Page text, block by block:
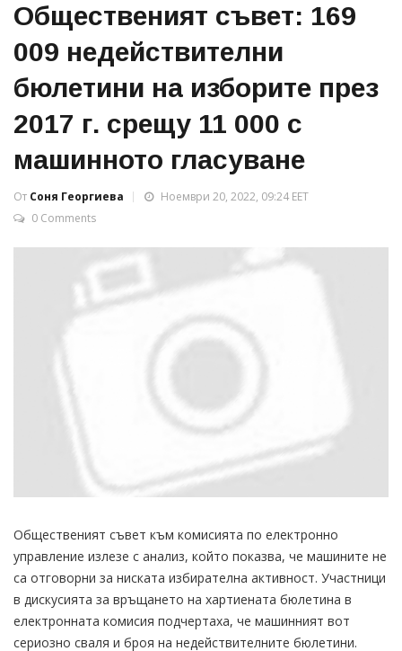
Общественият съвет: 169
009 недействителни
бюлетини на изборите през
2017 г. срещу 11 000 с
машинното гласуване
От Соня Георгиева
Ноември 20, 2022, 09:24 EET
0 Comments
Общественият съвет към комисията по електронно
управление излезе с анализ, който показва, че машините не
са отговорни за ниската избирателна активност. Участници
в дискусията за връщането на хартиената бюлетина в
електронната комисия подчертаха, че машинният вот
сериозно сваля и броя на недействителните бюлетини.